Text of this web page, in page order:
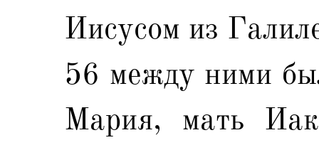
Иисусом из
56 между ними
Мария, мать